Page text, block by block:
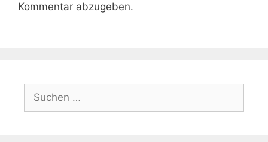
Kommentar abzugeben.
nach: